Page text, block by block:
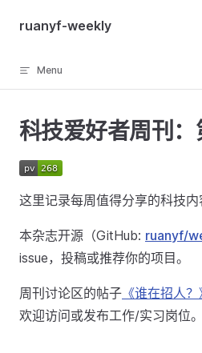
Skip to content
ruanyf-weekly
Menu
科技爱好者周刊：
这里记录每周值得分享的科技内
本杂志开源（GitHub: ruanyf/
issue，投稿或推荐你的项目。
周刊讨论区的帖子 《谁在招人？
欢迎访问或发布工作/实习岗位。